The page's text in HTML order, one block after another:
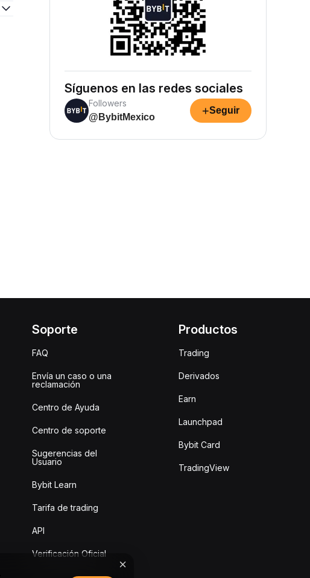
Síguenos en las redes sociales
Followers
@BybitMexico
+Seguir
Soporte
FAQ
Envía un caso o una
reclamación
Centro de Ayuda
Centro de soporte
Sugerencias del
Usuario
Bybit Learn
Tarifa de trading
API
Verificación Oficial
Productos
Trading
Derivados
Earn
Launchpad
Bybit Card
TradingView